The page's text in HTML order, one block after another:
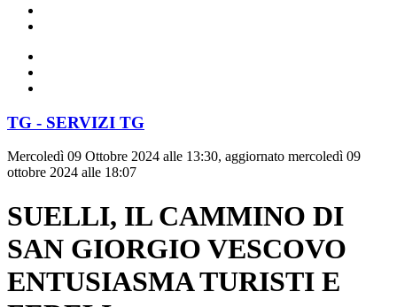
TG - SERVIZI TG
Mercoledì 09 Ottobre 2024 alle 13:30, aggiornato mercoledì 09
ottobre 2024 alle 18:07
SUELLI, IL CAMMINO DI
SAN GIORGIO VESCOVO
ENTUSIASMA TURISTI E